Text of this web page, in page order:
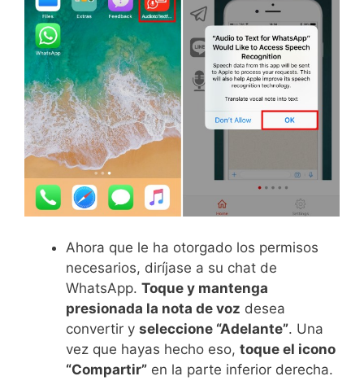
Ahora que le ha otorgado los permisos
necesarios, diríjase a su chat de
WhatsApp. Toque y mantenga
presionada la nota de voz desea
convertir y seleccione “Adelante”. Una
vez que hayas hecho eso, toque el icono
“Compartir” en la parte inferior derecha.